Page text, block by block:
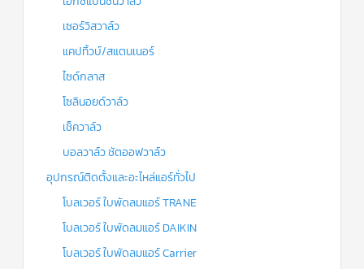
เซอร์วิสวาล์ว
แคปทิ้วบ์/สแตนเนอร์
ไซด์กลาส
โซลินอยด์วาล์ว
เช็ควาล์ว
บอลวาล์ว ชัตออฟวาล์ว
อุปกรณ์ติดตั้งและอะไหล่แอร์ทั่วไป
โบลเวอร์ ใบพัดลมแอร์ TRANE
โบลเวอร์ ใบพัดลมแอร์ DAIKIN
โบลเวอร์ ใบพัดลมแอร์ Carrier